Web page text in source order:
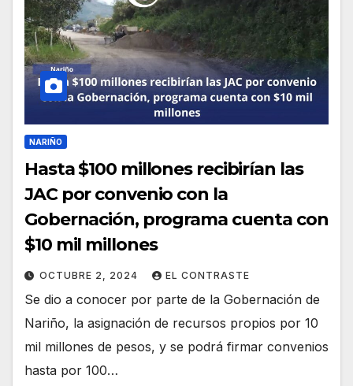
NARIÑO
Hasta $100 millones recibirían las
JAC por convenio con la
Gobernación, programa cuenta con
$10 mil millones
OCTUBRE 2, 2024 EL CONTRASTE
Se dio a conocer por parte de la Gobernación de
Nariño, la asignación de recursos propios por 10
mil millones de pesos, y se podrá firmar convenios
hasta por 100…